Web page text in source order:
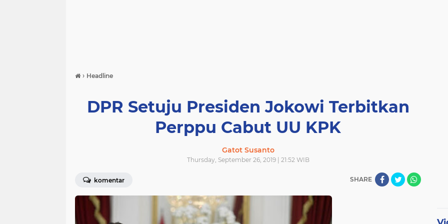
› Headline
DPR Setuju Presiden Jokowi Terbitkan
Perppu Cabut UU KPK
Gatot Susanto
Thursday, September 26, 2019 | 21:52 WIB
komentar SHARE